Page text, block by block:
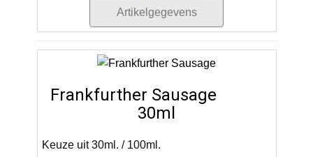
Artikelgegevens
Frankfurther Sausage
30ml
Keuze uit 30ml. / 100ml.